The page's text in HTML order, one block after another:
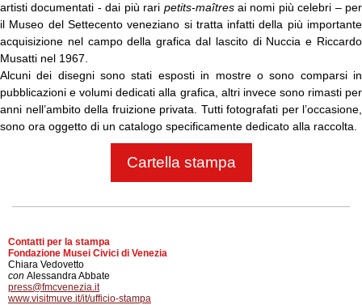
artisti documentati - dai più rari petits-maîtresai nomi più celebri – per
il Museo del Settecento veneziano si tratta infatti della più importante
acquisizione nel campo della grafica dal lascito di Nuccia e Riccardo
Musatti nel 1967.
Alcuni dei disegni sono stati esposti in mostre o sono comparsi in
pubblicazioni e volumi dedicati alla grafica, altri invece sono rimasti per
anni nell’ambito della fruizione privata. Tutti fotografati per l’occasione,
sono ora oggetto di un catalogo specificamente dedicato alla raccolta.
Cartella stampa
Contatti per la stampa
Fondazione Musei Civici di Venezia
Chiara Vedovetto
con Alessandra Abbate
press@fmcvenezia.it
www.visitmuve.it/it/ufficio-stampa